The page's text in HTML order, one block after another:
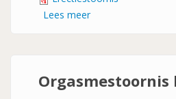
Lees meerover